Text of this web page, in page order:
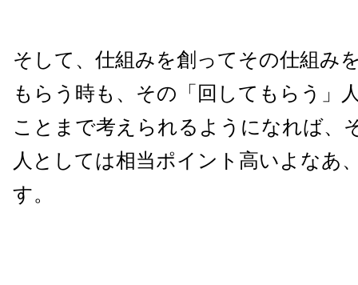
そして、仕組みを創ってその仕組み
もらう時も、その「回してもらう」
ことまで考えられるようになれば、
人としては相当ポイント高いよなあ
す。